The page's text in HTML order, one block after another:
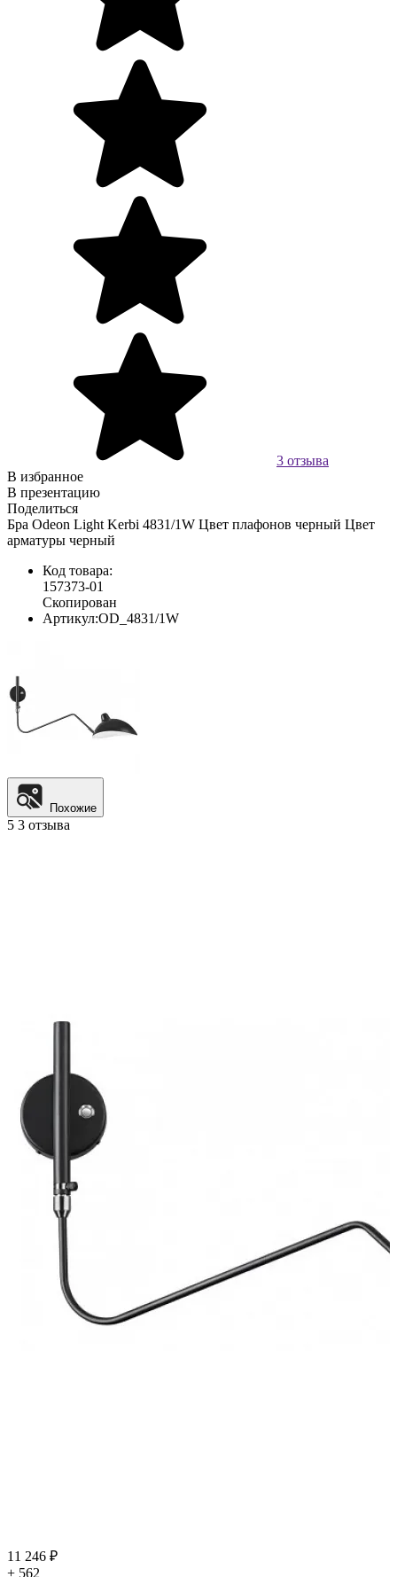
3 отзыва
В избранное
В презентацию
Поделиться
Бра Odeon Light Kerbi 4831/1W Цвет плафонов черный Цвет
арматуры черный
Код товара:
157373-01
Скопирован
Артикул:OD_4831/1W
Похожие
5 3 отзыва
11 246 ₽
+ 562